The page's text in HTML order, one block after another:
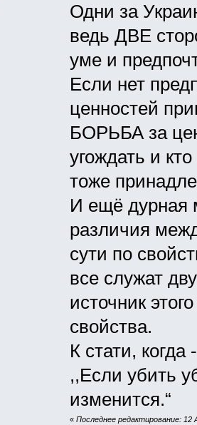
Одни за
ведь ДВЕ
уме и
Если нет
ценностей
БОРЬБА за
угождать и
тоже
И ещё дурная
различия
сути по
все служат
источник
свойства.
К стати,
,,Если убить
изменится.“
« Последнее редактирование: 12